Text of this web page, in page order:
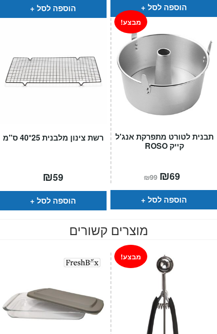
הוספה לסל הוספה לסל
רשת צינון מלבנית 25*40 ס"מ
₪59
הוספה לסל
תבנית לטורט מתפרקת אנג'ל
קייק ROSO
מבצע!
₪99 המחיר
המקורי
היה:
₪99.
₪69
הוא:
הוספה לסל
מוצרים קשורים
מבצע!